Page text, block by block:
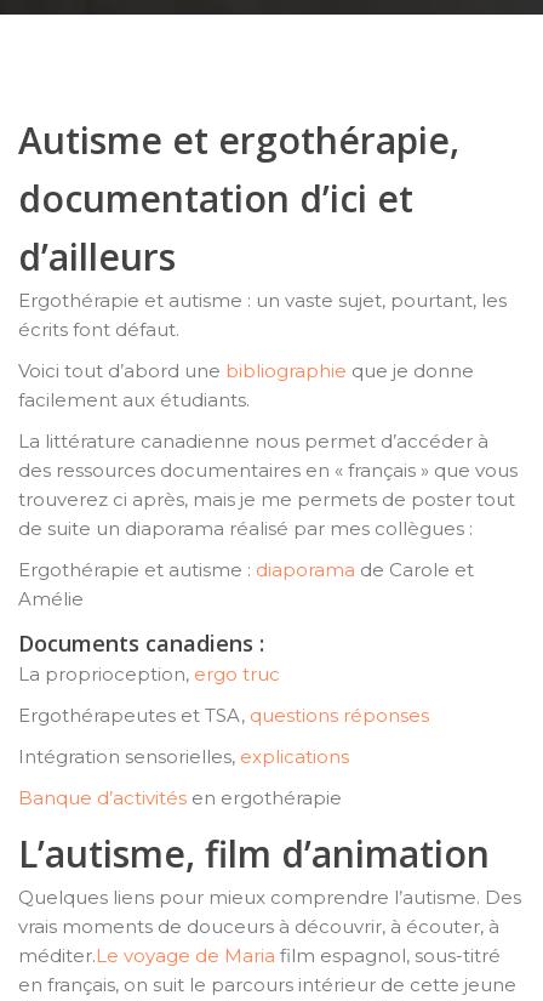
Autisme et ergothérapie,
documentation d’ici et
d’ailleurs
Ergothérapie et autisme : un vaste sujet, pourtant, les
écrits font défaut.
Voici tout d’abord une bibliographie que je donne
facilement aux étudiants.
La littérature canadienne nous permet d’accéder à
des ressources documentaires en « français » que vous
trouverez ci après, mais je me permets de poster tout
de suite un diaporama réalisé par mes collègues :
Ergothérapie et autisme : diaporama de Carole et
Amélie
Documents canadiens :
La proprioception, ergo truc
Ergothérapeutes et TSA, questions réponses
Intégration sensorielles, explications
Banque d’activités en ergothérapie
L’autisme, film d’animation
Quelques liens pour mieux comprendre l’autisme. Des
vrais moments de douceurs à découvrir, à écouter, à
méditer.Le voyage de Maria film espagnol, sous-titré
en français, on suit le parcours intérieur de cette jeune